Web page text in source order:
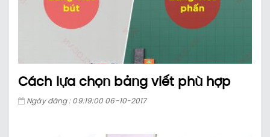
Cách lựa chọn bảng viết phù hợp
Ngày đăng : 09:19:00 06-10-2017